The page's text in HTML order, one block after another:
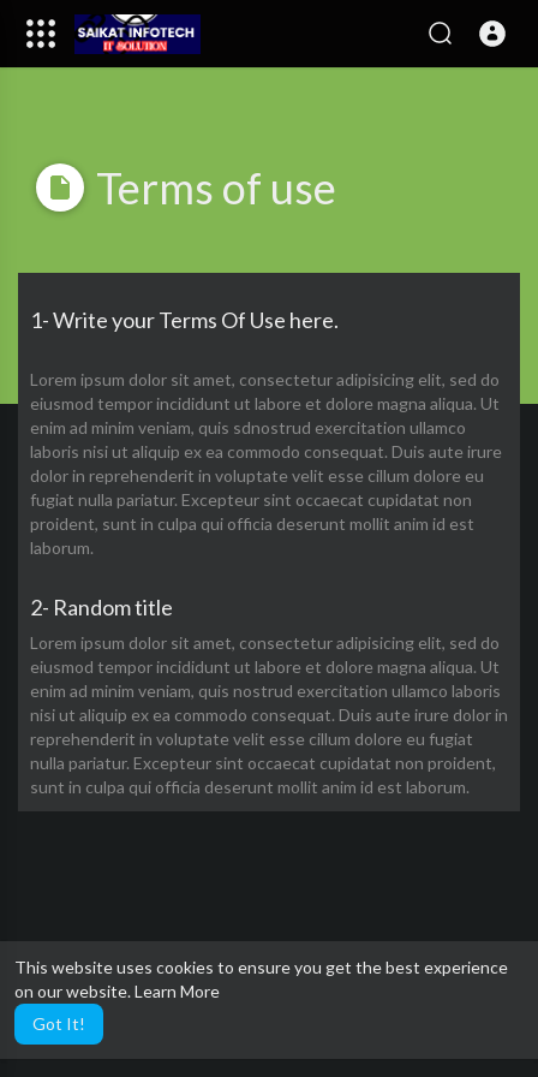
This website uses cookies to ensure you get the best experience
on our website.Learn More
Got It!
Terms of use
1- Write your Terms Of Use here.
Lorem ipsum dolor sit amet, consectetur adipisicing elit, sed do
eiusmod tempor incididunt ut labore et dolore magna aliqua. Ut
enim ad minim veniam, quis sdnostrud exercitation ullamco
laboris nisi ut aliquip ex ea commodo consequat. Duis aute irure
dolor in reprehenderit in voluptate velit esse cillum dolore eu
fugiat nulla pariatur. Excepteur sint occaecat cupidatat non
proident, sunt in culpa qui officia deserunt mollit anim id est
laborum.
2- Random title
Lorem ipsum dolor sit amet, consectetur adipisicing elit, sed do
eiusmod tempor incididunt ut labore et dolore magna aliqua. Ut
enim ad minim veniam, quis nostrud exercitation ullamco laboris
nisi ut aliquip ex ea commodo consequat. Duis aute irure dolor in
reprehenderit in voluptate velit esse cillum dolore eu fugiat
nulla pariatur. Excepteur sint occaecat cupidatat non proident,
sunt in culpa qui officia deserunt mollit anim id est laborum.